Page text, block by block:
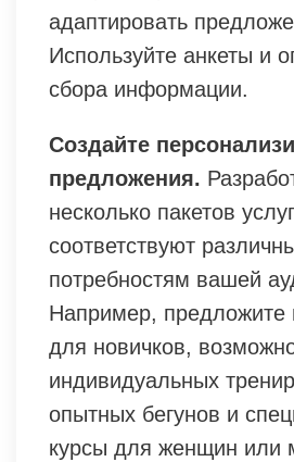
адаптировать
Используйте анкеты и
сбора информации.
Создайте
предложения.
несколько пакетов
соответствуют
потребностям вашей
Например, предложите
для новичков,
индивидуальных
опытных бегунов и
курсы для женщин или